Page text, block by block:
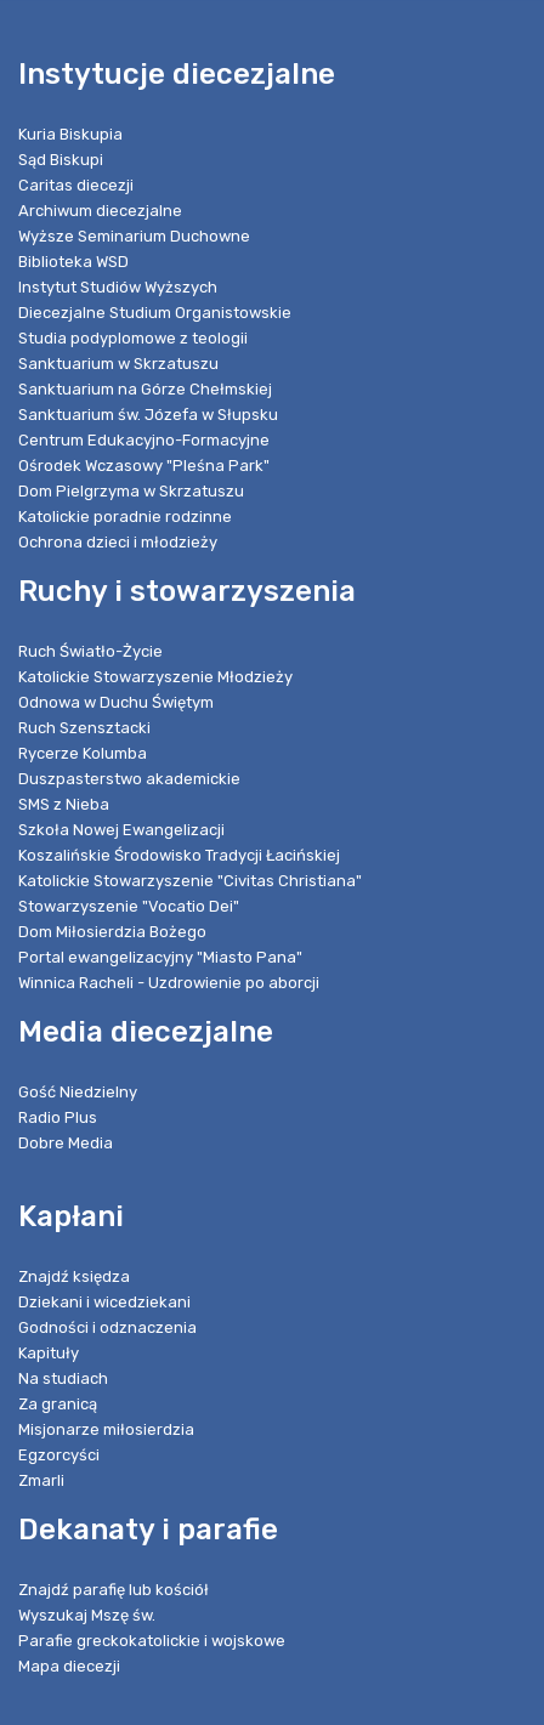
Instytucje diecezjalne
Kuria Biskupia
Sąd Biskupi
Caritas diecezji
Archiwum diecezjalne
Wyższe Seminarium Duchowne
Biblioteka WSD
Instytut Studiów Wyższych
Diecezjalne Studium Organistowskie
Studia podyplomowe z teologii
Sanktuarium w Skrzatuszu
Sanktuarium na Górze Chełmskiej
Sanktuarium św. Józefa w Słupsku
Centrum Edukacyjno-Formacyjne
Ośrodek Wczasowy "Pleśna Park"
Dom Pielgrzyma w Skrzatuszu
Katolickie poradnie rodzinne
Ochrona dzieci i młodzieży
Ruchy i stowarzyszenia
Ruch Światło-Życie
Katolickie Stowarzyszenie Młodzieży
Odnowa w Duchu Świętym
Ruch Szensztacki
Rycerze Kolumba
Duszpasterstwo akademickie
SMS z Nieba
Szkoła Nowej Ewangelizacji
Koszalińskie Środowisko Tradycji Łacińskiej
Katolickie Stowarzyszenie "Civitas Christiana"
Stowarzyszenie "Vocatio Dei"
Dom Miłosierdzia Bożego
Portal ewangelizacyjny "Miasto Pana"
Winnica Racheli - Uzdrowienie po aborcji
Media diecezjalne
Gość Niedzielny
Radio Plus
Dobre Media
Kapłani
Znajdź księdza
Dziekani i wicedziekani
Godności i odznaczenia
Kapituły
Na studiach
Za granicą
Misjonarze miłosierdzia
Egzorcyści
Zmarli
Dekanaty i parafie
Znajdź parafię lub kościół
Wyszukaj Mszę św.
Parafie greckokatolickie i wojskowe
Mapa diecezji